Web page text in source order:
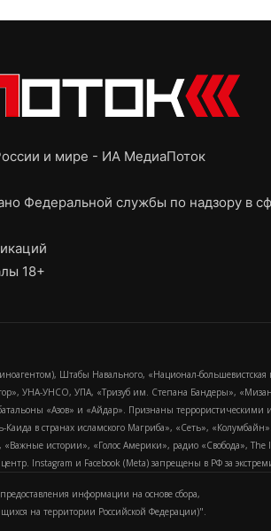
и мире - ИА МедиаПоток
Федеральной службы по надзору в
18+
Штабы Навального, «Национал-
УНА-УНСО, УПА, «Тризуб им. Степана Бандеры»,
«Азов» и «Айдар». Признаны
в странах исламского Магриба», «Сеть»,
истории», «Голос Америки», радио «Свобода»,
Instagram и Facebook (Metа) запрещены в РФ за
информации на основе сбора,
на территории Российской Федерации)".